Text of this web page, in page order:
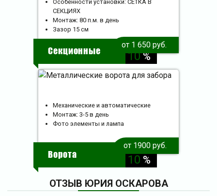
Секционные
скидка
10%
Особенности установки: СЕТКА В
СЕКЦИЯХ
Монтаж: 80 п.м. в день
Зазор 15 см
от 1 650 руб.
Ворота
скидка
10 %
Механические и автоматические
Монтаж: 3-5 в день
Фото элементы и лампа
от 1900 руб.
ОТЗЫВ ЮРИЯ ОСКАРОВА